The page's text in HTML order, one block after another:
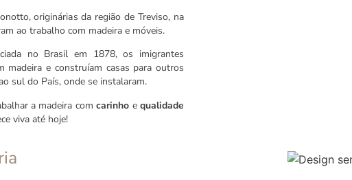
originárias da região de Treviso, na
ao trabalho com madeira e móveis.
no Brasil em 1878, os imigrantes
madeira e construíam casas para outros
sul do País, onde se instalaram.
a madeira comcarinho equalidade
viva até hoje!